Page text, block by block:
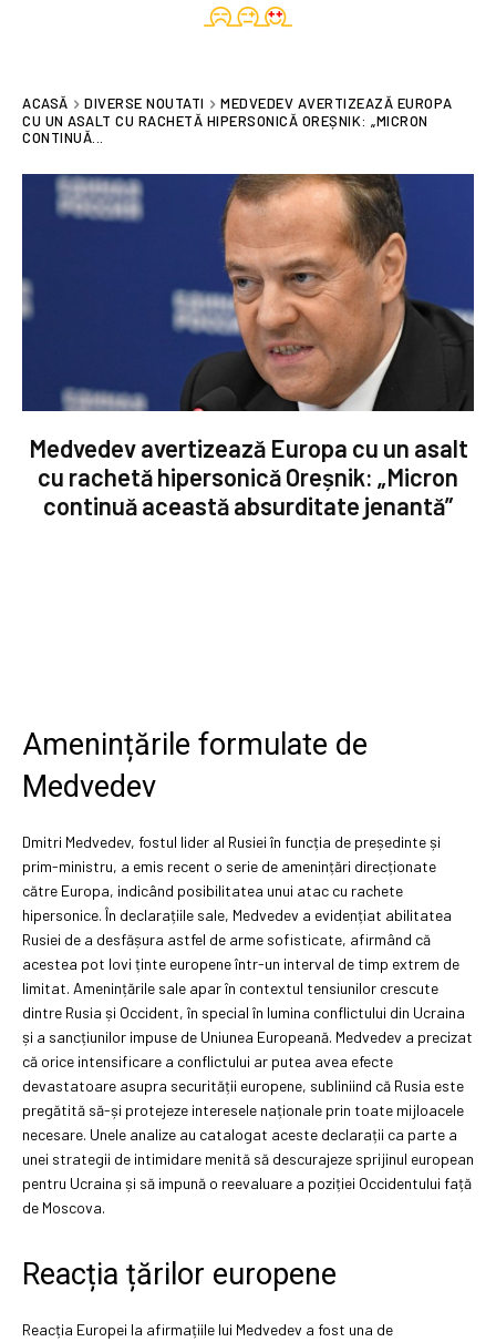
ACASĂ DIVERSE NOUTATI
MEDVEDEV AVERTIZEAZĂ EUROPA
CU UN ASALT CU RACHETĂ HIPERSONICĂ OREȘNIK: „MICRON
CONTINUĂ...
Medvedev avertizează Europa cu un asalt
cu rachetă hipersonică Oreșnik: „Micron
continuă această absurditate jenantă”
Amenințările formulate de
Medvedev
Dmitri Medvedev, fostul lider al Rusiei în funcția de președinte și
prim-ministru, a emis recent o serie de amenințări direcționate
către Europa, indicând posibilitatea unui atac cu rachete
hipersonice. În declarațiile sale, Medvedev a evidențiat abilitatea
Rusiei de a desfășura astfel de arme sofisticate, afirmând că
acestea pot lovi ținte europene într-un interval de timp extrem de
limitat. Amenințările sale apar în contextul tensiunilor crescute
dintre Rusia și Occident, în special în lumina conflictului din Ucraina
și a sancțiunilor impuse de Uniunea Europeană. Medvedev a precizat
că orice intensificare a conflictului ar putea avea efecte
devastatoare asupra securității europene, subliniind că Rusia este
pregătită să-și protejeze interesele naționale prin toate mijloacele
necesare. Unele analize au catalogat aceste declarații ca parte a
unei strategii de intimidare menită să descurajeze sprijinul european
pentru Ucraina și să impună o reevaluare a poziției Occidentului față
de Moscova.
Reacția țărilor europene
Reacția Europei la afirmațiile lui Medvedev a fost una de